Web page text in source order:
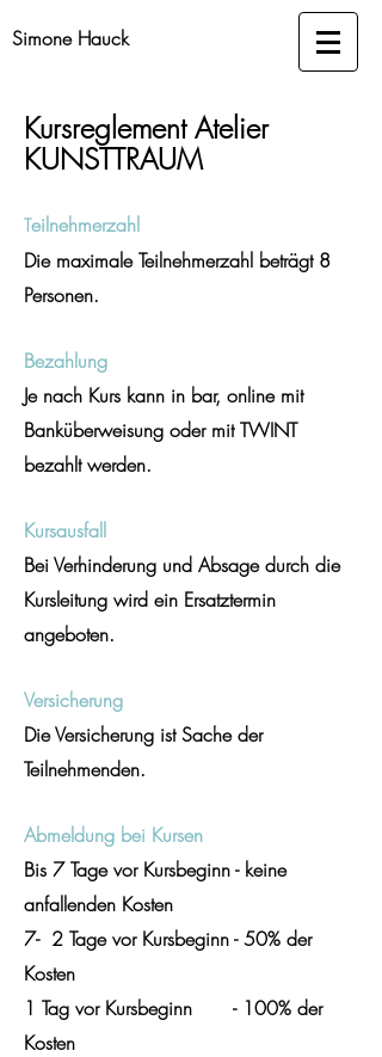
Simone Hauck
Kursreglement Atelier
KUNSTTRAUM
Teilnehmerzahl
Die maximale Teilnehmerzahl beträgt 8
Personen.
Bezahlung
Je nach Kurs kann in bar, online mit
Banküberweisung oder mit TWINT
bezahlt werden.
Kursausfall
Bei Verhinderung und Absage durch die
Kursleitung wird ein Ersatztermin
angeboten.
Versicherung
Die Versicherung ist Sache der
Teilnehmenden.
Abmeldung bei Kursen
Bis 7Tage vor Kursbeginn - keine
anfallenden Kosten
7- 2 Tage vor Kursbeginn - 50% der
Kosten
1 Tag vor Kursbeginn - 100% der
Kosten